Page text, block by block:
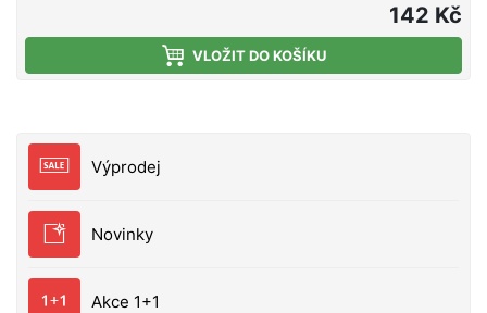
Výprodej
Novinky
Akce 1+1
vzplývavostí předčí většinu standardních Pop Up na
trhu. Ve vodě vydrží několik dní bez změny barvy
nebo ztráty vzplývavosti. Jsou vyrobeny na výrobní
dlouhodobé uvolňování aroma a potravního signálu
do okolí nástrahy (na rozdíl od mnoha jiných Pop Up
neutrálních verzích a následně je povrchově
aromatizují a balí do prodejních obalů).
142 Kč
VLOŽIT DO KOŠÍKU